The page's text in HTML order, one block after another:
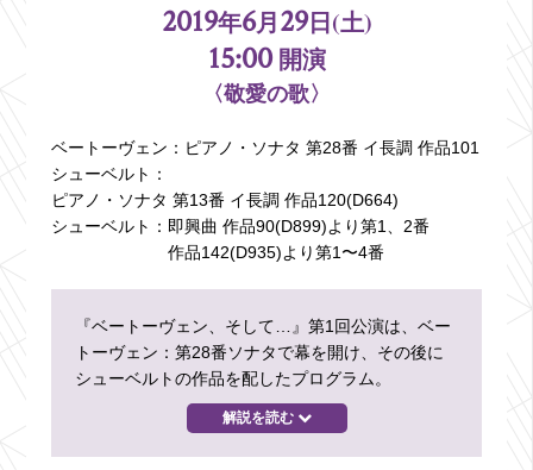
2019年6月29日(土)
15:00開演
〈敬愛の歌〉
ベートーヴェン： ピアノ・ソナタ 第28番 イ長調 作品101
シューベルト：
ピアノ・ソナタ 第13番 イ長調 作品120(D664)
シューベルト： 即興曲 作品90(D899)より第1、2番
作品142(D935)より第1〜4番
『ベートーヴェン、そして…』第1回公演は、ベー
トーヴェン：第28番ソナタで幕を開け、その後に
シューベルトの作品を配したプログラム。
解説を読む